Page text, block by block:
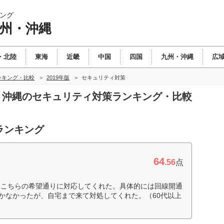
グ
・沖縄
北陸 東海 近畿 中国 四国 九州・沖縄 広
ング・比較 2019年版 セキュリティ対策
縄のセキュリティ対策ランキング・比較
ンキング
64.56点
ちらの希望通りに対応してくれた。具体的には回線開通
なかったが、自宅まで来て対処してくれた。（60代以上